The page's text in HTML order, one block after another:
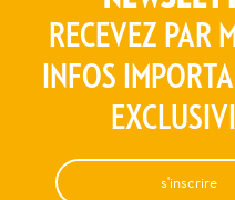
RECEVEZ PAR
INFOS
s'inscrire